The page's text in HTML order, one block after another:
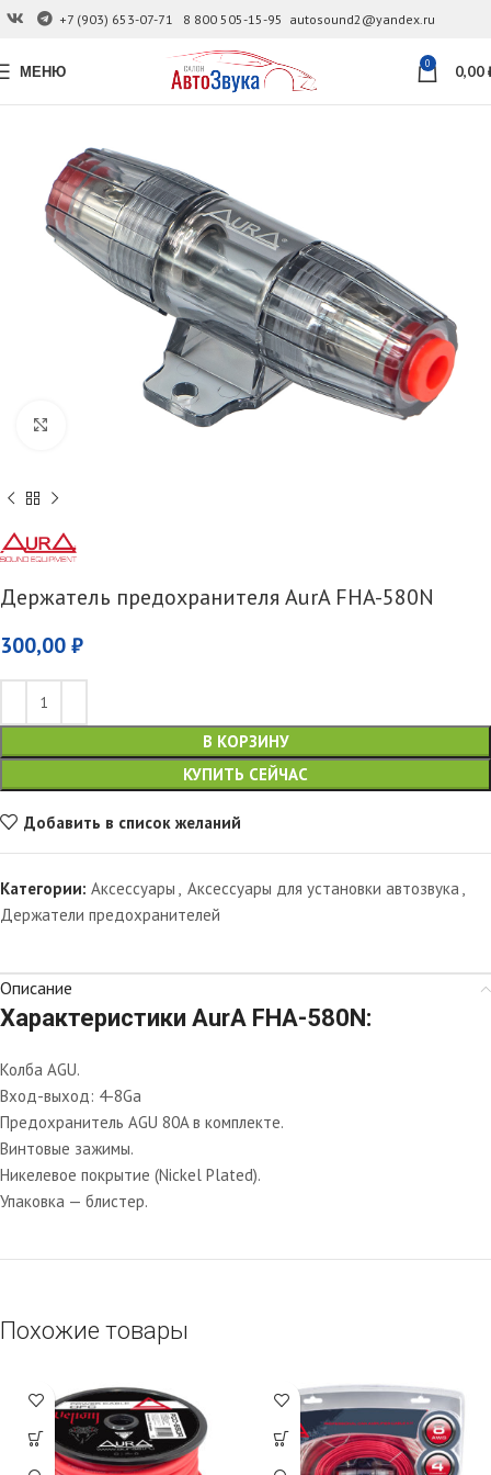
+7 (903) 653-07-71 8 800 505-15-95 autosound2@yandex.ru
МЕНЮ 0 0,00
Держатель предохранителя AurA FHA-580N
300,00 ₽
В КОРЗИНУ
КУПИТЬ СЕЙЧАС
Добавить в список желаний
Категории: Аксессуары , Аксессуары для установки автозвука ,
Держатели предохранителей
Описание
Характеристики AurA FHA-580N:
Колба AGU.
Вход-выход: 4-8Ga
Предохранитель AGU 80A в комплекте.
Винтовые зажимы.
Никелевое покрытие (Nickel Plated).
Упаковка — блистер.
Похожие товары